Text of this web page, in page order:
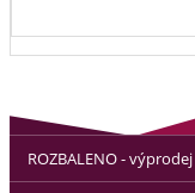
ROZBALENO - výprodej